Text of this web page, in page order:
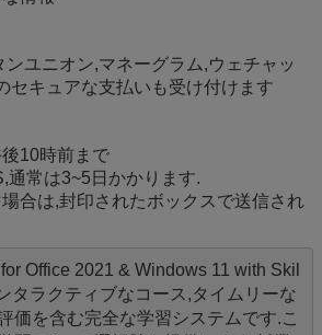
ユニオン,マネーグラム,ウェチャッ
セキュアな支払いも受け付けます
10時前まで
通常は3~5日かかります.
合は,封印されたボックスで送信され
Office 2021 & Windows 11 with Skil
タラクティブなコース,タイムリーな
価を含む完全な学習システムです.こ